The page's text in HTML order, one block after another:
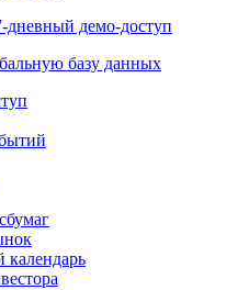
дневный демо-доступ
базу данных